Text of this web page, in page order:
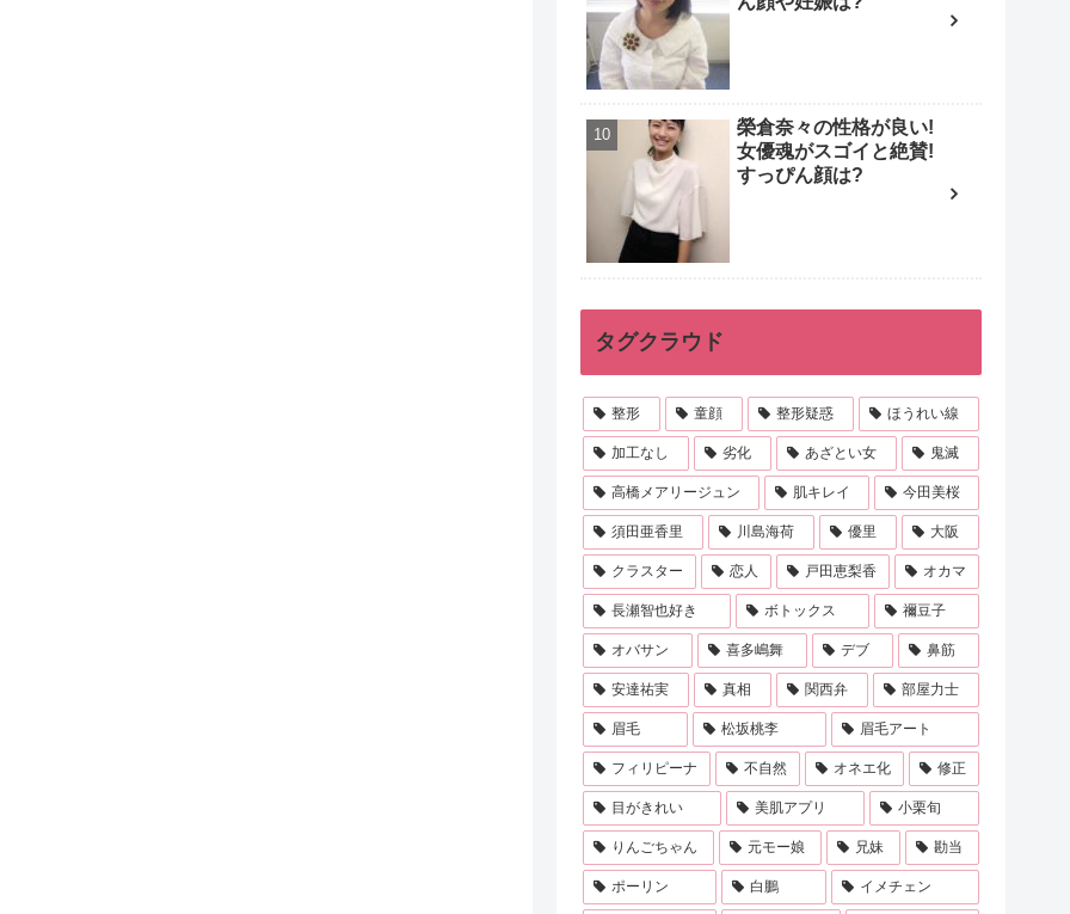
榮倉奈々の性格が良い!
女優魂がスゴイと絶賛!
すっぴん顔は?
タグクラウド
整形 童顔 整形疑惑 ほうれい線
加工なし 劣化 あざとい女 鬼滅
高橋メアリージュン 肌キレイ 今田美桜
須田亜香里 川島海荷 優里 大阪
クラスター 恋人 戸田恵梨香 オカマ
長瀬智也好き ボトックス 禰豆子
オバサン 喜多嶋舞 デブ 鼻筋
安達祐実 真相 関西弁 部屋力士
眉毛 松坂桃李 眉毛アート
フィリピーナ 不自然 オネエ化 修正
目がきれい 美肌アプリ 小栗旬
りんごちゃん 元モー娘 兄妹 勘当
ポーリン 白鵬 イメチェン